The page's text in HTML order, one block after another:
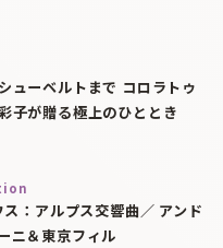
ューベルトまで コロラトゥ
子が贈る極上のひととき
ス：アルプス交響曲／ アンド
ニ＆東京フィル